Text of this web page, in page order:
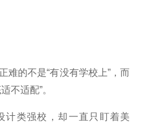
难的不是“有没有学校上”，而
不适配”。
计类强校，却一直只盯着美